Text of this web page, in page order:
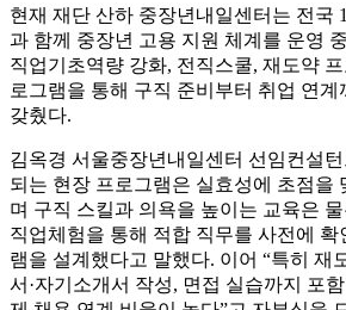
현재 재단 산하 중장년내일센터는 전국
과 함께 중장년 고용 지원 체계를 운영
직업기초역량 강화, 전직스쿨, 재도약
로그램을 통해 구직 준비부터 취업 연
갖췄다.
김옥경 서울중장년내일센터 선임컨설
되는 현장 프로그램은 실효성에 초점을
며 구직 스킬과 의욕을 높이는 교육은
직업체험을 통해 적합 직무를 사전에 확
램을 설계했다고 말했다. 이어 “특히 재
서·자기소개서 작성, 면접 실습까지 포